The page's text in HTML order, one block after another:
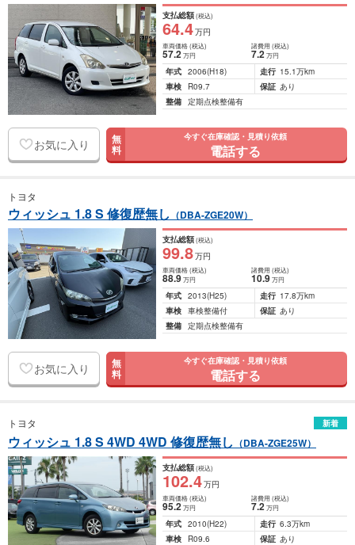
支払総額(税込)
64.4万円
車両価格(税込)
57.2万円
諸費用 (税込)
7.2 万円
年式 2006(H18) 走行 15.1万km
車検
R09.7 保証 あり
整備 定期点検整備有
お気に入り 無
料
今すぐ在庫確認・見積り依頼
電話する
トヨタ
ウィッシュ 1.8 S 修復歴無し （DBA-ZGE20W）
支払総額(税込)
99.8万円
車両価格(税込)
88.9万円
諸費用 (税込)
10.9 万円
年式 2013(H25) 走行 17.8万km
車検 車検整備付 保証 あり
整備 定期点検整備有
お気に入り 無
料
今すぐ在庫確認・見積り依頼
電話する
トヨタ 新着
ウィッシュ 1.8 S 4WD 4WD 修復歴無し （DBA-ZGE25W）
支払総額(税込)
102.4万円
車両価格(税込)
95.2万円
諸費用 (税込)
7.2 万円
年式 2010(H22) 走行 6.3万km
車検
R09.6 保証 あり